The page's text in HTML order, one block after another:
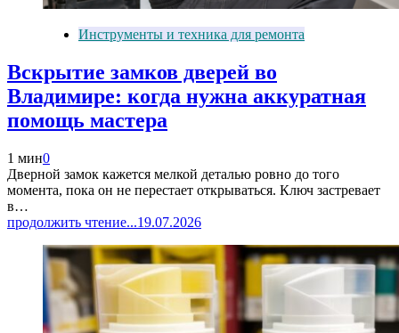
Инструменты и техника для ремонта
Вскрытие замков дверей во
Владимире: когда нужна аккуратная
помощь мастера
1 мин0
Дверной замок кажется мелкой деталью ровно до того
момента, пока он не перестает открываться. Ключ застревает
в…
продолжить чтение...19.07.2026